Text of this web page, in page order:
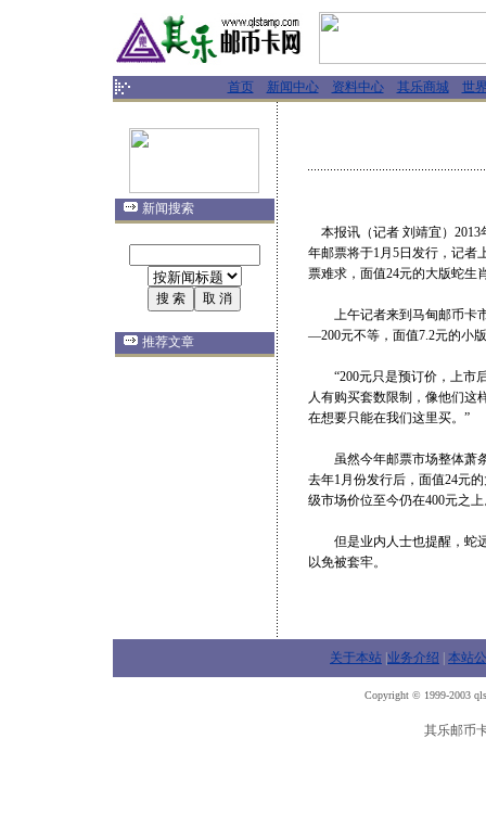
首页 新闻中心 资料中心 其乐商城 世
新闻搜索
推荐文章
本报讯（记者 刘靖宜）2013
年邮票将于1月5日发行，记者
票难求，面值24元的大版蛇生
上午记者来到马甸邮币卡市
—200元不等，面值7.2元的小
“200元只是预订价，上市后
人有购买套数限制，像他们这
在想要只能在我们这里买。”
虽然今年邮票市场整体萧条
去年1月份发行后，面值24元
级市场价位至今仍在400元之
但是业内人士也提醒，蛇远
以免被套牢。
关于本站 业务介绍 本站
Copyright © 1999-2003
其乐邮币